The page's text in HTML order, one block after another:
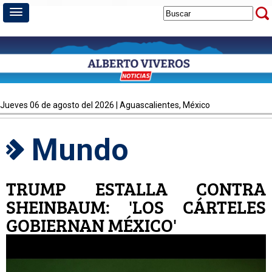
jueves 06 de agosto del 2026 | Aguascalientes, México
Mundo
TRUMP ESTALLA CONTRA
SHEINBAUM: 'LOS CÁRTELES
GOBIERNAN MÉXICO'